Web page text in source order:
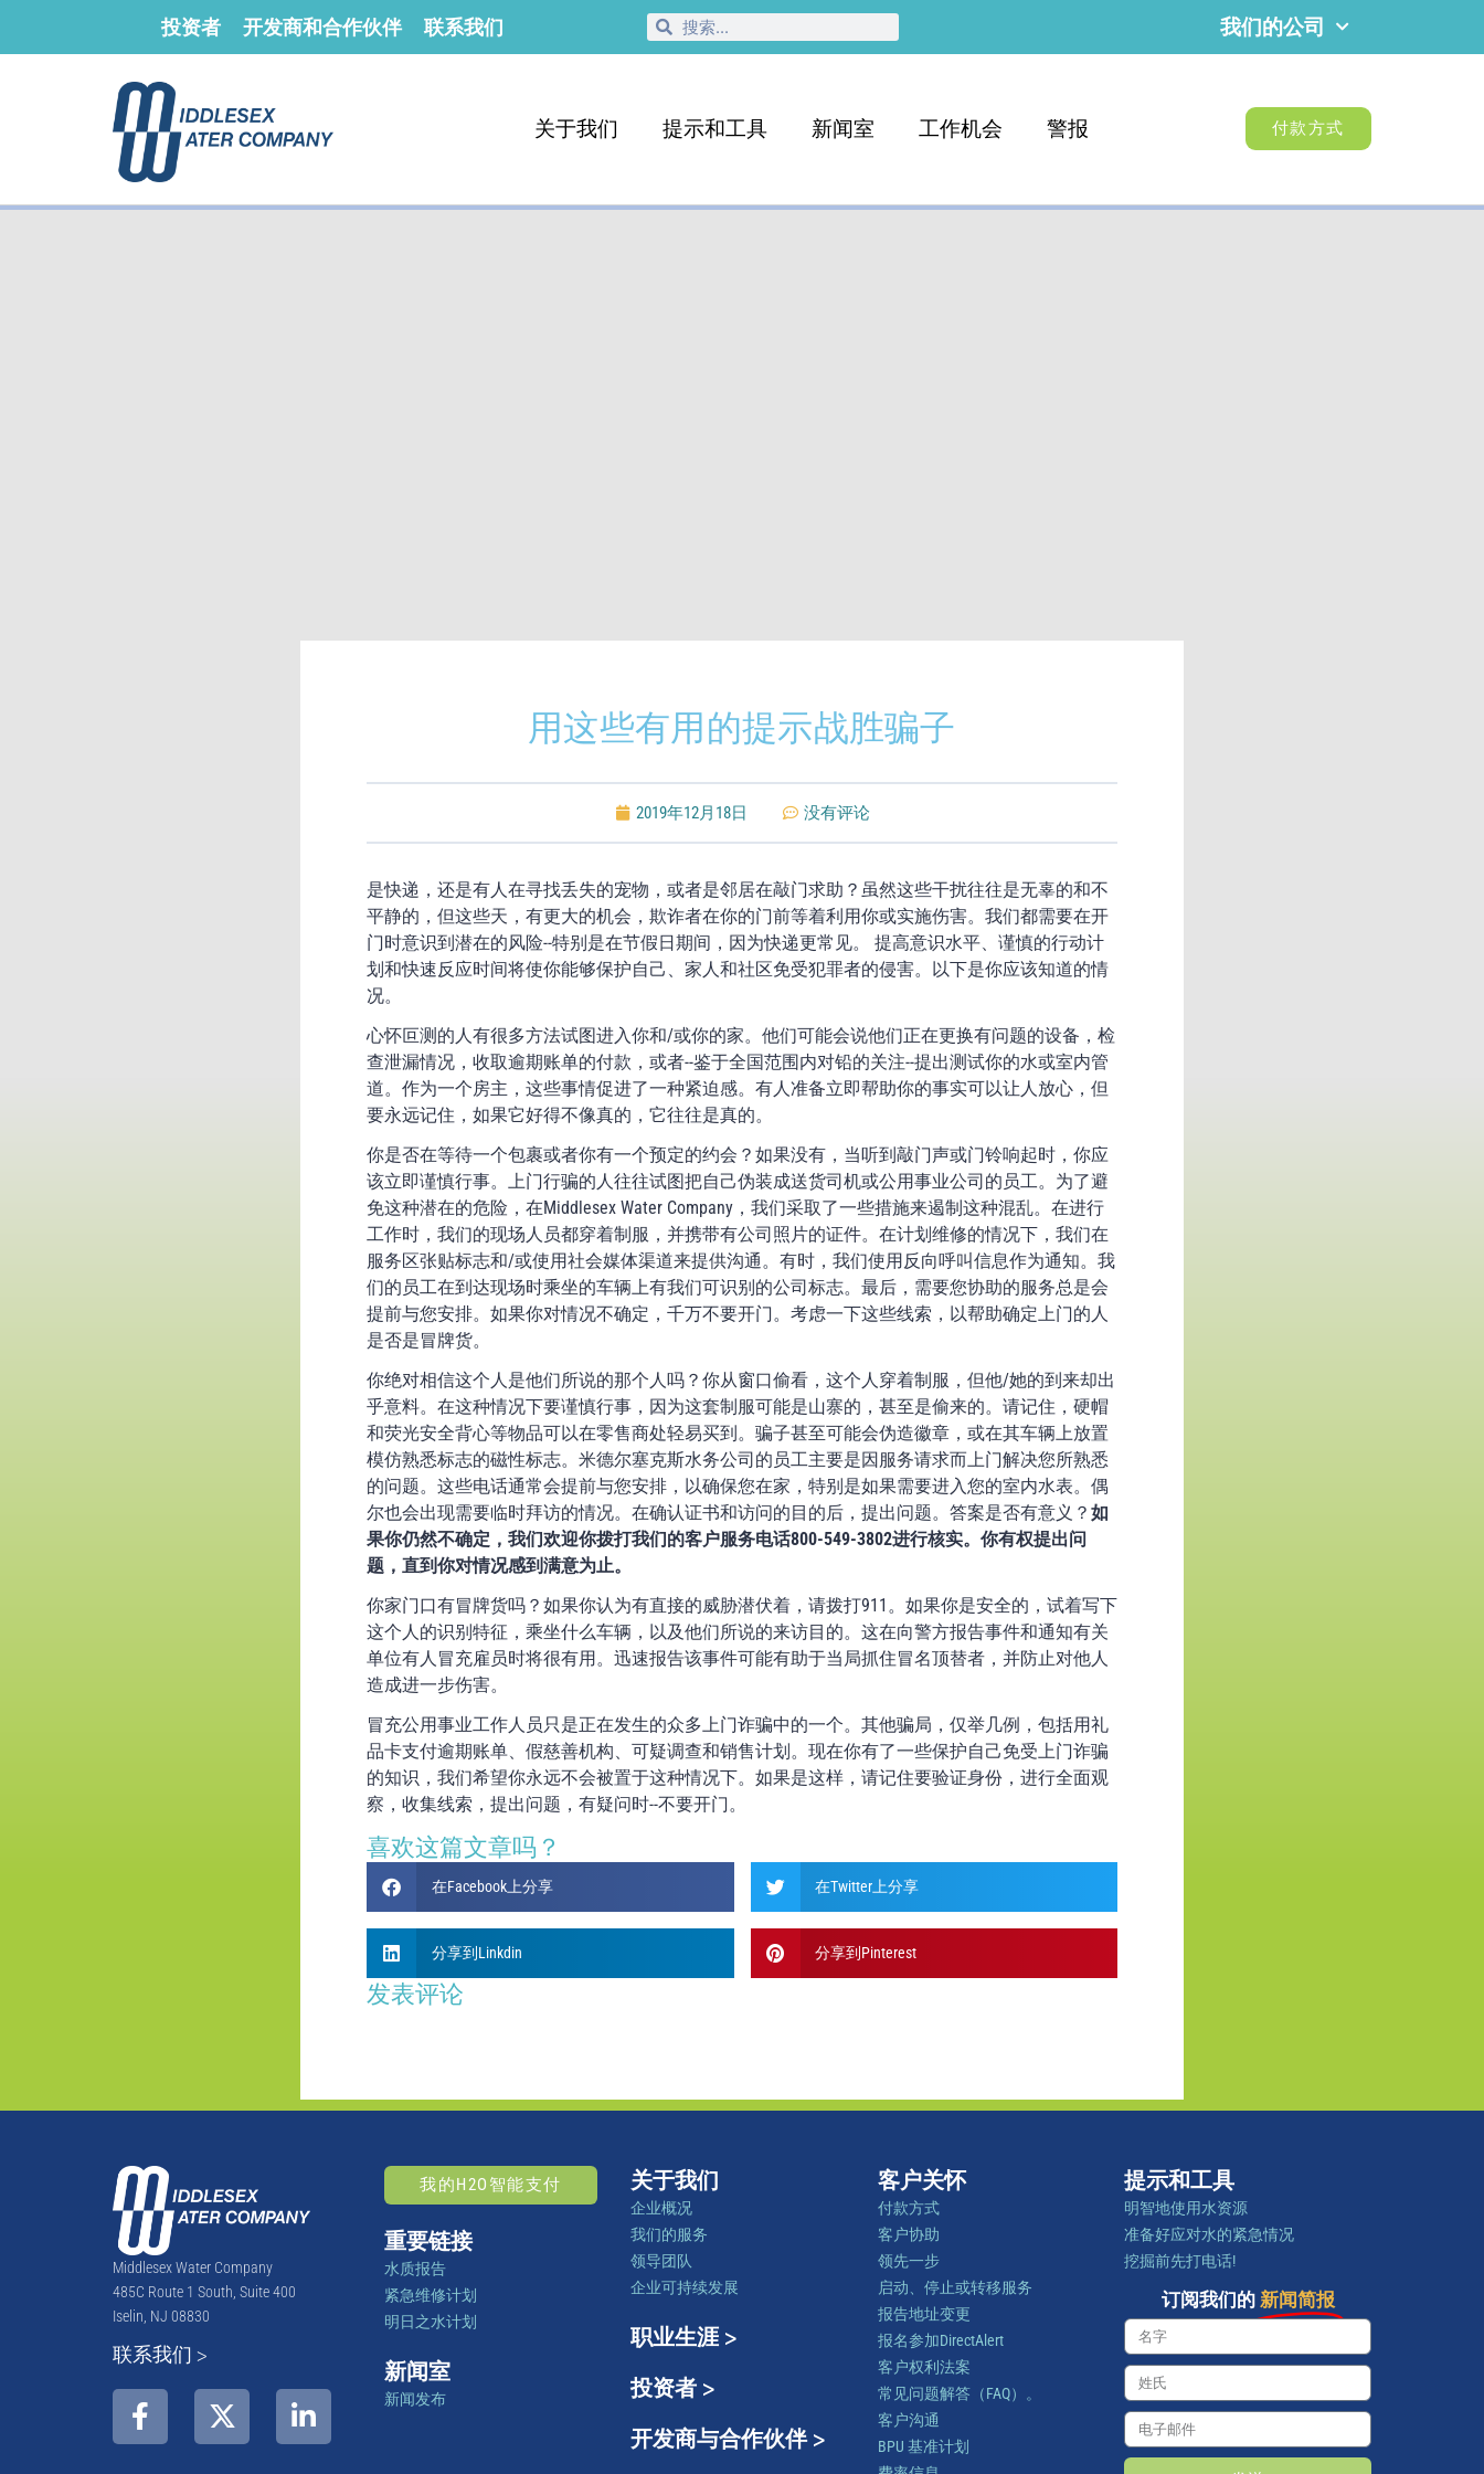
投资者 开发商和合作伙伴 联系我们 我们的公司
关于我们 提示和工具 新闻室 工作机会 警报 付款方式
用这些有用的提示战胜骗子
2019年12月18日 没有评论
是快递，还是有人在寻找丢失的宠物，或者是邻居在敲门求助？虽然这些干扰往往是无辜的和不
平静的，但这些天，有更大的机会，欺诈者在你的门前等着利用你或实施伤害。我们都需要在开
门时意识到潜在的风险--特别是在节假日期间，因为快递更常见。 提高意识水平、谨慎的行动计
划和快速反应时间将使你能够保护自己、家人和社区免受犯罪者的侵害。以下是你应该知道的情
况。
心怀叵测的人有很多方法试图进入你和/或你的家。他们可能会说他们正在更换有问题的设备，检
查泄漏情况，收取逾期账单的付款，或者--鉴于全国范围内对铅的关注--提出测试你的水或室内管
道。作为一个房主，这些事情促进了一种紧迫感。有人准备立即帮助你的事实可以让人放心，但
要永远记住，如果它好得不像真的，它往往是真的。
你是否在等待一个包裹或者你有一个预定的约会？如果没有，当听到敲门声或门铃响起时，你应
该立即谨慎行事。上门行骗的人往往试图把自己伪装成送货司机或公用事业公司的员工。为了避
免这种潜在的危险，在Middlesex Water Company，我们采取了一些措施来遏制这种混乱。在进行
工作时，我们的现场人员都穿着制服，并携带有公司照片的证件。在计划维修的情况下，我们在
服务区张贴标志和/或使用社会媒体渠道来提供沟通。有时，我们使用反向呼叫信息作为通知。我
们的员工在到达现场时乘坐的车辆上有我们可识别的公司标志。最后，需要您协助的服务总是会
提前与您安排。如果你对情况不确定，千万不要开门。考虑一下这些线索，以帮助确定上门的人
是否是冒牌货。
你绝对相信这个人是他们所说的那个人吗？你从窗口偷看，这个人穿着制服，但他/她的到来却出
乎意料。在这种情况下要谨慎行事，因为这套制服可能是山寨的，甚至是偷来的。请记住，硬帽
和荧光安全背心等物品可以在零售商处轻易买到。骗子甚至可能会伪造徽章，或在其车辆上放置
模仿熟悉标志的磁性标志。米德尔塞克斯水务公司的员工主要是因服务请求而上门解决您所熟悉
的问题。这些电话通常会提前与您安排，以确保您在家，特别是如果需要进入您的室内水表。偶
尔也会出现需要临时拜访的情况。在确认证书和访问的目的后，提出问题。答案是否有意义？ 如
果你仍然不确定，我们欢迎你拨打我们的客户服务电话800-549-3802进行核实。你有权提出问
题，直到你对情况感到满意为止。
你家门口有冒牌货吗？如果你认为有直接的威胁潜伏着，请拨打911。如果你是安全的，试着写下
这个人的识别特征，乘坐什么车辆，以及他们所说的来访目的。这在向警方报告事件和通知有关
单位有人冒充雇员时将很有用。迅速报告该事件可能有助于当局抓住冒名顶替者，并防止对他人
造成进一步伤害。
冒充公用事业工作人员只是正在发生的众多上门诈骗中的一个。其他骗局，仅举几例，包括用礼
品卡支付逾期账单、假慈善机构、可疑调查和销售计划。现在你有了一些保护自己免受上门诈骗
的知识，我们希望你永远不会被置于这种情况下。如果是这样，请记住要验证身份，进行全面观
察，收集线索，提出问题，有疑问时--不要开门。
喜欢这篇文章吗？
在Facebook上分享 在Twitter上分享
分享到Linkdin 分享到Pinterest
发表评论
Middlesex Water Company
485C Route 1 South, Suite 400
Iselin, NJ 08830
联系我们 >
我的H2O智能支付
重要链接
水质报告
紧急维修计划
明日之水计划
新闻室
新闻发布
关于我们
企业概况
我们的服务
领导团队
企业可持续发展
职业生涯 >
投资者 >
开发商与合作伙伴 >
客户关怀
付款方式
客户协助
领先一步
启动、停止或转移服务
报告地址变更
报名参加DirectAlert
客户权利法案
常见问题解答（FAQ）。
客户沟通
BPU 基准计划
提示和工具
明智地使用水资源
准备好应对水的紧急情况
挖掘前先打电话!
订阅我们的 新闻简报